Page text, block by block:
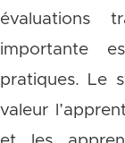
évaluations
importante
pratiques. Le
valeur